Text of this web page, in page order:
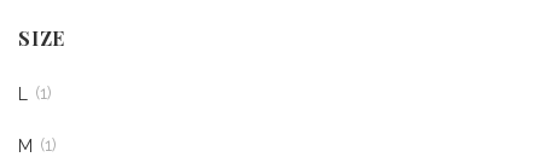
SIZE
(1)
M (1)